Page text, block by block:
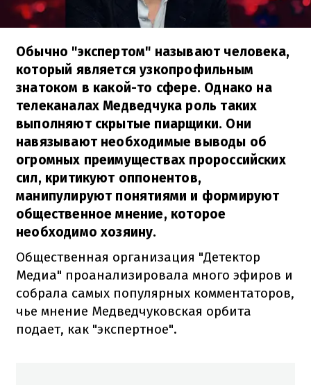
Обычно "экспертом" называют человека,
который является узкопрофильным
знатоком в какой-то сфере. Однако на
телеканалах Медведчука роль таких
выполняют скрытые пиарщики. Они
навязывают необходимые выводы об
огромных преимуществах пророссийских
сил, критикуют оппонентов,
манипулируют понятиями и формируют
общественное мнение, которое
необходимо хозяину.
Общественная организация "Детектор
Медиа" проанализировала много эфиров и
собрала самых популярных комментаторов,
чье мнение Медведчуковская орбита
подает, как "экспертное".